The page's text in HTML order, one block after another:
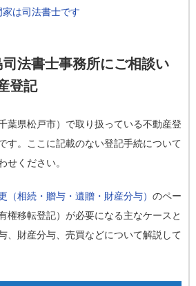
は司法書士です
法書士事務所にご相談い
登記
葉県松戸市）で取り扱っている不動産登
す。ここに記載のない登記手続について
せください。
（相続・贈与・遺贈・財産分与） のペー
権移転登記）が必要になる主なケースと
、財産分与、売買などについて解説して